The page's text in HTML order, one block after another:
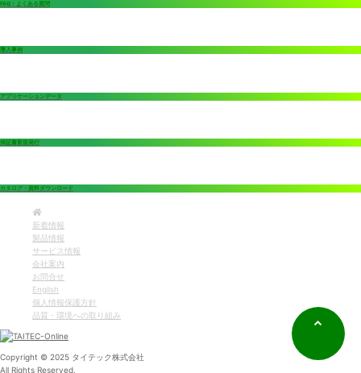
FAQ：よくある質問
導入事例
アプリケーションデータ
保証書新規発行
カタログ・資料ダウンロード
新着情報
製品情報
サービス情報
会社案内
お問合せ
English
個人情報保護方針
品質・環境への取り組み
Copyright © 2025 タイテック株式会社
All Rights Reserved.